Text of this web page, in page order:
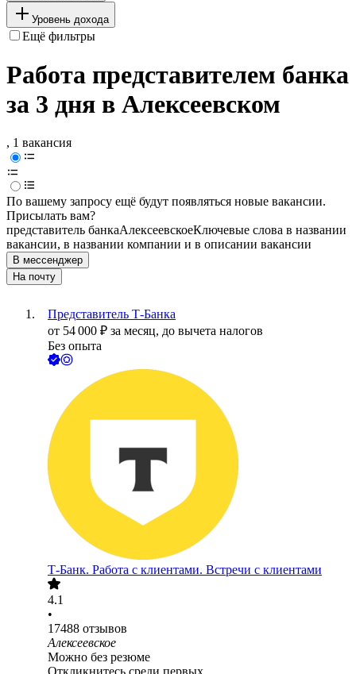
Уровень дохода
Ещё фильтры
Работа представителем банка
за 3 дня в Алексеевском
, 1 вакансия
По вашему запросу ещё будут появляться новые вакансии.
Присылать вам?
представитель банкаАлексеевскоеКлючевые слова в названии
вакансии, в названии компании и в описании вакансии
В мессенджер
На почту
Представитель Т-Банка
от 54 000 ₽ за месяц, до вычета налогов
Без опыта
Т-Банк. Работа с клиентами. Встречи с клиентами
4.1
•
17488 отзывов
Алексеевское
Можно без резюме